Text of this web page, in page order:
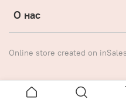
О нас
Online store created on inSales